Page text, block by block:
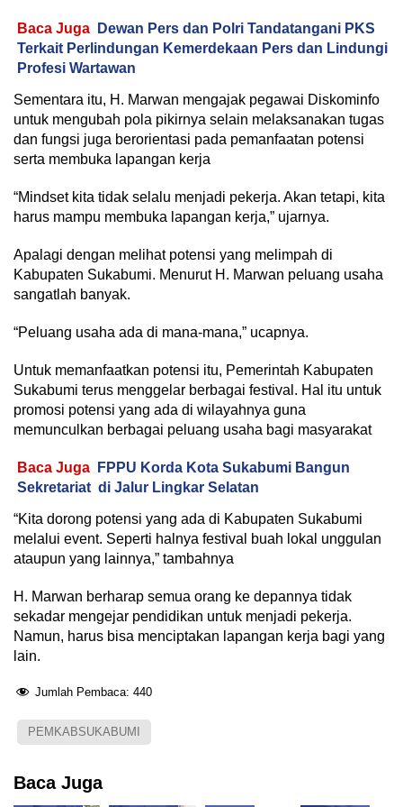
Baca Juga
Dewan Pers dan Polri Tandatangani PKS
Terkait Perlindungan Kemerdekaan Pers dan Lindungi
Profesi Wartawan
Sementara itu, H. Marwan mengajak pegawai Diskominfo
untuk mengubah pola pikirnya selain melaksanakan tugas
dan fungsi juga berorientasi pada pemanfaatan potensi
serta membuka lapangan kerja
“Mindset kita tidak selalu menjadi pekerja. Akan tetapi, kita
harus mampu membuka lapangan kerja,” ujarnya.
Apalagi dengan melihat potensi yang melimpah di
Kabupaten Sukabumi. Menurut H. Marwan peluang usaha
sangatlah banyak.
“Peluang usaha ada di mana-mana,” ucapnya.
Untuk memanfaatkan potensi itu, Pemerintah Kabupaten
Sukabumi terus menggelar berbagai festival. Hal itu untuk
promosi potensi yang ada di wilayahnya guna
memunculkan berbagai peluang usaha bagi masyarakat
Baca Juga
FPPU Korda Kota Sukabumi Bangun
Sekretariat di Jalur Lingkar Selatan
“Kita dorong potensi yang ada di Kabupaten Sukabumi
melalui event. Seperti halnya festival buah lokal unggulan
ataupun yang lainnya,” tambahnya
H. Marwan berharap semua orang ke depannya tidak
sekadar mengejar pendidikan untuk menjadi pekerja.
Namun, harus bisa menciptakan lapangan kerja bagi yang
lain.
Jumlah Pembaca: 440
PEMKABSUKABUMI
Baca Juga